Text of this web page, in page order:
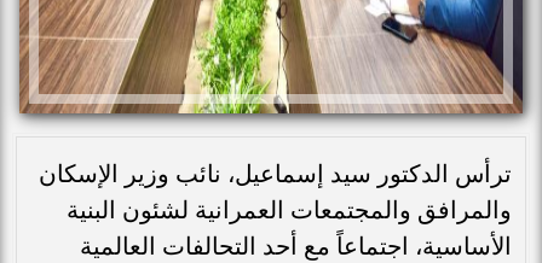
ترأس الدكتور سيد إسماعيل، نائب وزير الإسكان
والمرافق والمجتمعات العمرانية لشئون البنية
الأساسية، اجتماعاً مع أحد التحالفات العالمية